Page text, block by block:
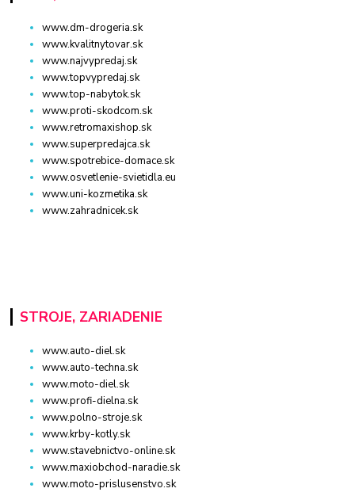
www.dm-drogeria.sk
www.kvalitnytovar.sk
www.najvypredaj.sk
www.topvypredaj.sk
www.top-nabytok.sk
www.proti-skodcom.sk
www.retromaxishop.sk
www.superpredajca.sk
www.spotrebice-domace.sk
www.osvetlenie-svietidla.eu
www.uni-kozmetika.sk
www.zahradnicek.sk
STROJE, ZARIADENIE
www.auto-diel.sk
www.auto-techna.sk
www.moto-diel.sk
www.profi-dielna.sk
www.polno-stroje.sk
www.krby-kotly.sk
www.stavebnictvo-online.sk
www.maxiobchod-naradie.sk
www.moto-prislusenstvo.sk